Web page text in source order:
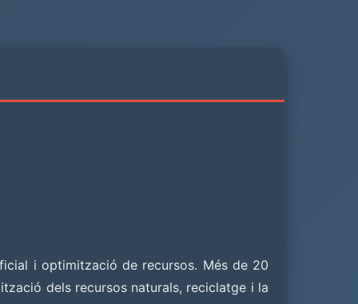
i optimització de recursos. Més de 20
dels recursos naturals, reciclatge i la